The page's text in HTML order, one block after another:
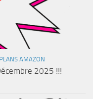
AMAZON
2025 !!!